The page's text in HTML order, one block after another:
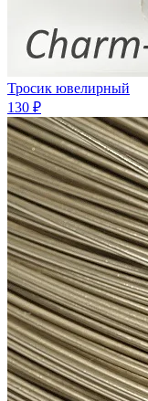
Тросик ювелирный
130 ₽